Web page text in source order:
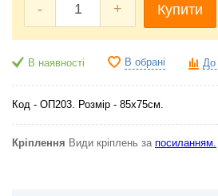
- + Купити
В наявності В обрані До
Код - ОП203. Розмір - 85х75см.
Кріплення Види кріплень за посиланням.